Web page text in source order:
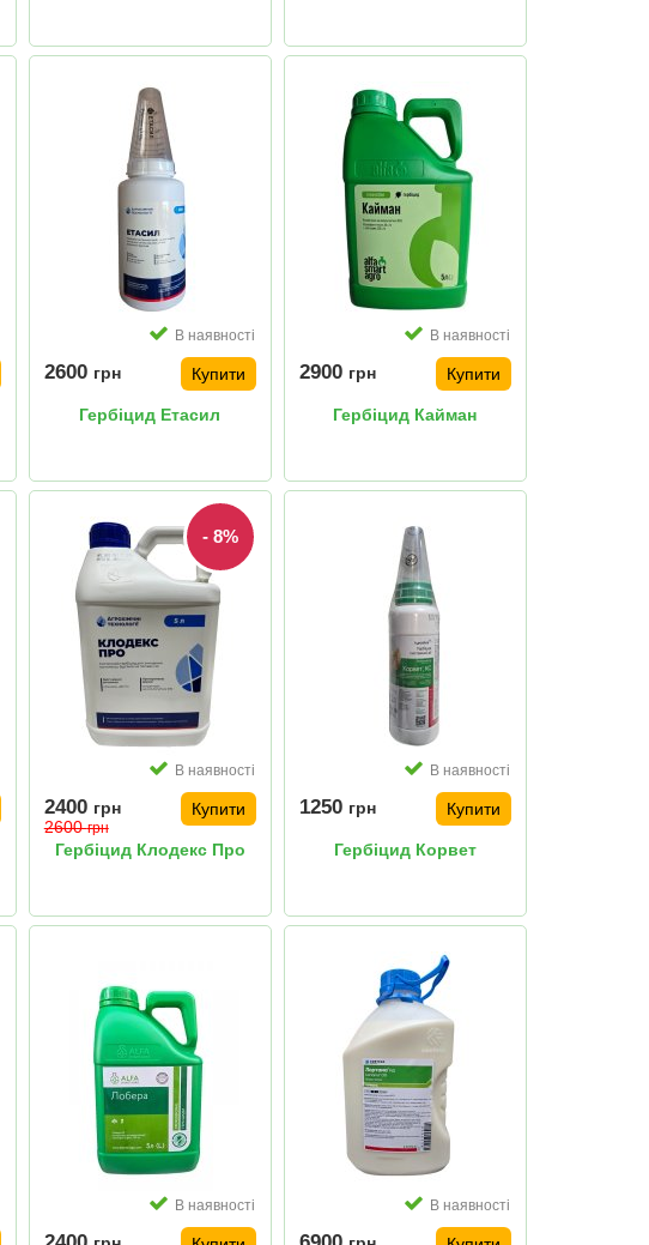
В наявності
2600 грн Купити
Гербіцид Етасил
В наявності
2900 грн Купити
Гербіцид Кайман
- 8%
В наявності
2400 грн
2600грн
Купити
Гербіцид Клодекс Про
В наявності
1250 грн Купити
Гербіцид Корвет
В наявності В наявності